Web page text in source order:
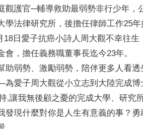
觀護官─輔導救助最弱勢非行少年，
學法律研究所，後擔任律師工作25
日愛子抗癌小詩人周大觀不幸往生
會，擔任義務職董事長迄今23年。
助弱勢、激勵弱勢，陪伴更多人看
愛子周大觀從小立志到大陸完成博
讓我無後顧之憂的完成大學、研究
發現什麼對你是人生有意義的事？